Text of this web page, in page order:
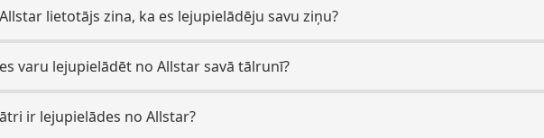
lietotājs zina, ka es lejupielādēju savu ziņu?
varu lejupielādēt no Allstar savā tālrunī?
ir lejupielādes no Allstar?